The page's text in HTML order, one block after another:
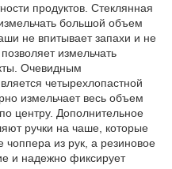
продуктов. Стеклянная
большой объем
не впитывает запахи и не
измельчать
Очевидным
четырехлопастной
измельчает весь объем
центру. Дополнительное
ручки на чаше, которые
из рук, а резиновое
и надежно фиксирует